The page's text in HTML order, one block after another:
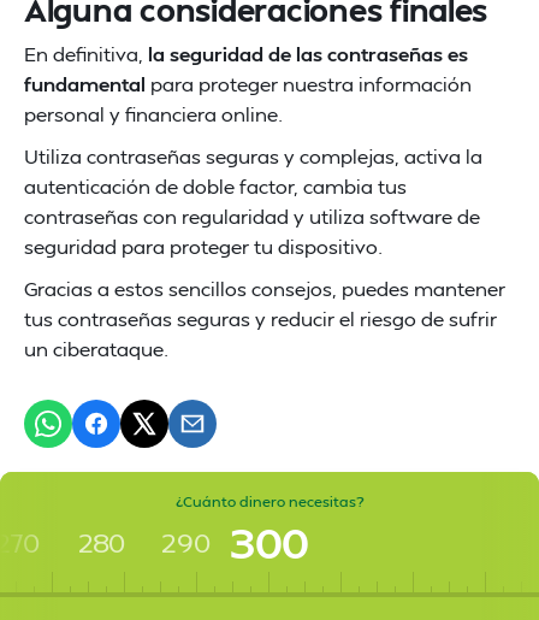
Alguna consideraciones finales
En definitiva, la seguridad de las contraseñas es
fundamental para proteger nuestra información
personal y financiera online.
Utiliza contraseñas seguras y complejas, activa la
autenticación de doble factor, cambia tus
contraseñas con regularidad y utiliza software de
seguridad para proteger tu dispositivo.
Gracias a estos sencillos consejos, puedes mantener
tus contraseñas seguras y reducir el riesgo de sufrir
un ciberataque.
¿Cuánto dinero necesitas?
280 290 300